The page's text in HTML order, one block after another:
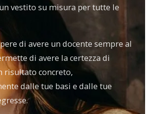
vestito su misura per tutte le
di avere un docente sempre al
di avere la certezza di
risultato concreto,
dalle tue basi e dalle tue